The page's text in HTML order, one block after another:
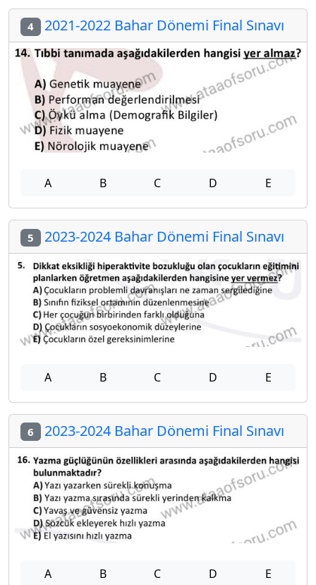
4 2021-2022 Bahar Dönemi Final Sınavı
A B C D E
5 2023-2024 Bahar Dönemi Final Sınavı
A B C D E
6 2023-2024 Bahar Dönemi Final Sınavı
A B C D E